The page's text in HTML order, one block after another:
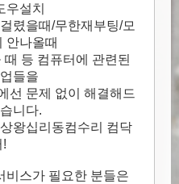
우설치
렸을때/무한재부팅/모
안나올때
등 컴퓨터에 관련된
들을
선 문제 없이 해결해드
니다.
왕십리동컴수리 컴닥
!
비스가 필요한 분들은